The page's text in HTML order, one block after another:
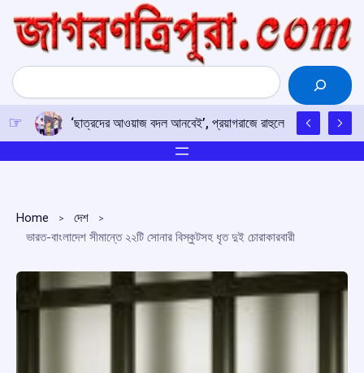
content
Search
‘ছাত্রদের আওয়াজ বদল আনবেই’, প্রয়াগরাজে রাহুলের হুঙ্কার
Home
দেশ
ভারত-বাংলাদেশ সীমান্তে ২২টি সোনার বিস্কুটসহ ধৃত দুই চোরাকারবারী